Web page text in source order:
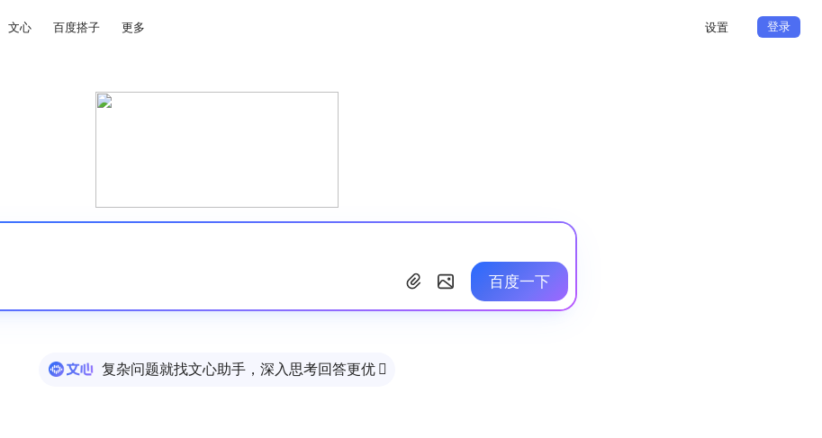
文心 百度搭子 更多 设置 登录
百度一下
复杂问题就找文心助手，深入思考回答更优 